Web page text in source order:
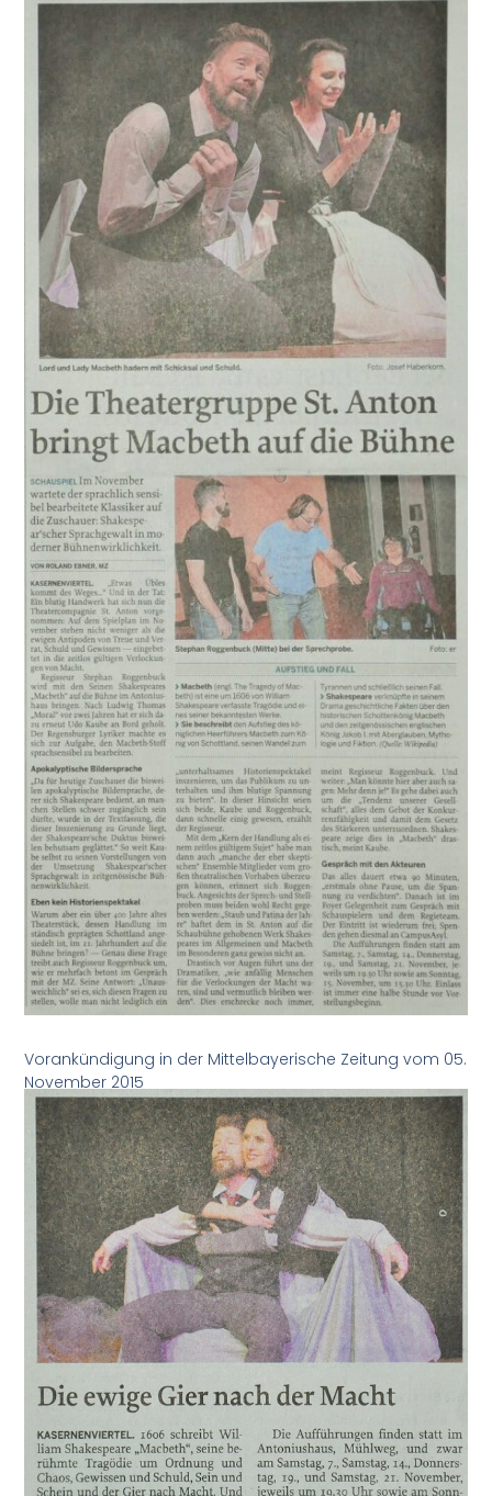
Vorankündigung in der Mittelbayerische Zeitung vom 05.
November 2015